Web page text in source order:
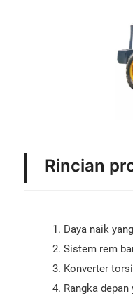
Rincian
1. Daya naik
2. Sistem rem
3. Konverter
4. Rangka